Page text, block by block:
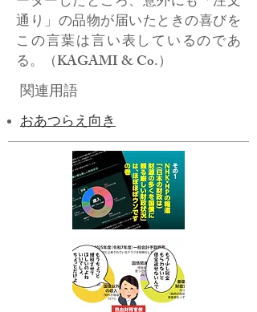
通り」の品物が届いたときの喜びを
この言葉は言い表しているのであ
る。（KAGAMI & Co.）
関連用語
おあつらえ向き